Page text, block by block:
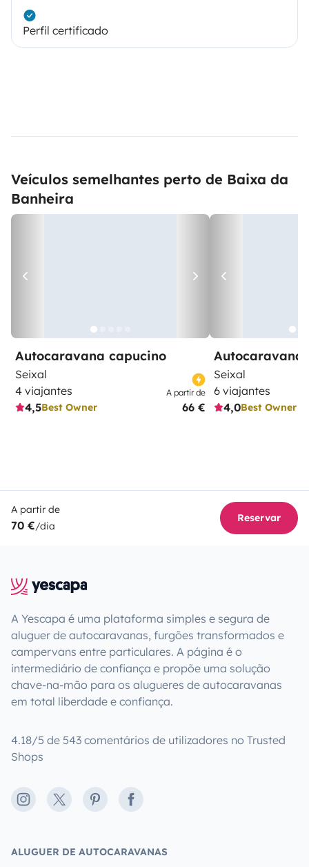
Perfil certificado
Veículos semelhantes perto de Baixa da
Banheira
Autocaravana capucino
Seixal
4 viajantes
4,5Best Owner
A partir de
66 €
Autocaravana
Seixal
6 viajantes
4,0Best Owner
A partir de
70 €/dia
Reservar
A Yescapa é uma plataforma simples e segura de
aluguer de autocaravanas, furgões transformados e
campervans entre particulares. A página é o
intermediário de confiança e propõe uma solução
chave-na-mão para os alugueres de autocaravanas
em total liberdade e confiança.
4.18/5 de 543 comentários de utilizadores no Trusted
Shops
Instagram
X PinterestFacebook
ALUGUER DE AUTOCARAVANAS